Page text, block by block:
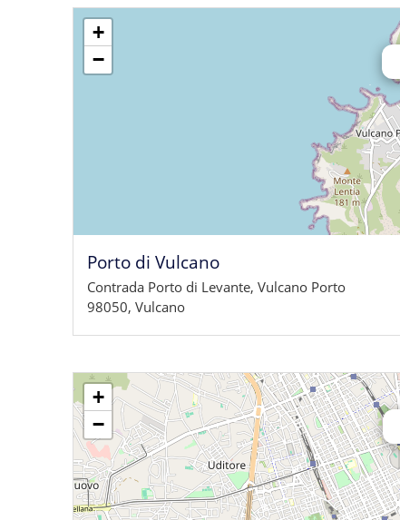
+
−
Porto di Vulcano
Contrada Porto di Levante, Vulcano Porto
98050, Vulcano
+
−